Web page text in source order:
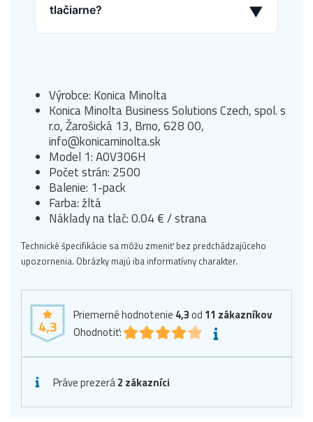
tlačiarne?
▼
Výrobce: Konica Minolta
Konica Minolta Business Solutions Czech, spol. s
r.o, Žarošická 13, Brno, 628 00,
info@konicaminolta.sk
Model 1: A0V306H
Počet strán: 2500
Balenie: 1-pack
Farba: žltá
Náklady na tlač: 0.04 € / strana
Technické špecifikácie sa môžu zmeniť bez predchádzajúceho
upozornenia. Obrázky majú iba informatívny charakter.
4,3
Priemerné hodnotenie 4,3od 11 zákazníkov
Ohodnotiť:
Práve prezerá2 zákazníci